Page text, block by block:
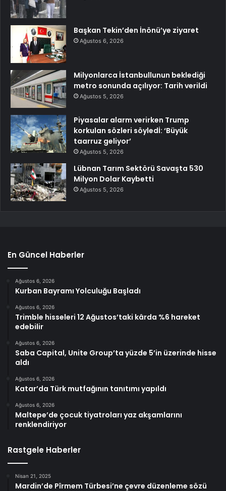
Başkan Tekin’den İnönü’ye ziyaret
Ağustos 6, 2026
Milyonlarca İstanbullunun beklediği
metro sonunda açılıyor: Tarih verildi
Ağustos 5, 2026
Piyasalar alarm verirken Trump
korkulan sözleri söyledİ: ‘Büyük
taarruz geliyor’
Ağustos 5, 2026
Lübnan Tarım Sektörü Savaşta 530
Milyon Dolar Kaybetti
Ağustos 5, 2026
En Güncel Haberler
Ağustos 6, 2026
Kurban Bayramı Yolculuğu Başladı
Ağustos 6, 2026
Trimble hisseleri 12 Ağustos’taki kârda %6 hareket
edebilir
Ağustos 6, 2026
Saba Capital, Unite Group’ta yüzde 5’in üzerinde hisse
aldı
Ağustos 6, 2026
Katar’da Türk mutfağının tanıtımı yapıldı
Ağustos 6, 2026
Maltepe’de çocuk tiyatroları yaz akşamlarını
renklendiriyor
Rastgele Haberler
Nisan 21, 2025
Mardin’de Pîrmem Türbesi’ne çevre düzenleme sözü